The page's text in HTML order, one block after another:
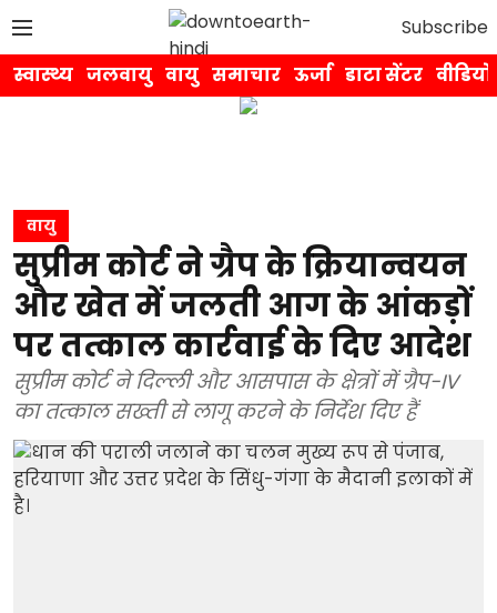
Subscribe
स्वास्थ्य जलवायु वायु समाचार ऊर्जा डाटा सेंटर वीडियो
वायु
सुप्रीम कोर्ट ने ग्रैप के क्रियान्वयन
और खेत में जलती आग के आंकड़ों
पर तत्काल कार्रवाई के दिए आदेश
सुप्रीम कोर्ट ने दिल्ली और आसपास के क्षेत्रों में ग्रैप-IV
का तत्काल सख्ती से लागू करने के निर्देश दिए हैं